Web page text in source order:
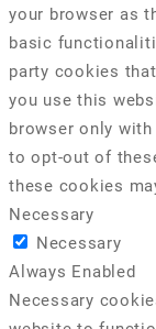
your browser as
basic
party cookies
you use this
browser only
to opt-out of
these cookies
Necessary
Necessary
Always Enabled
Necessary